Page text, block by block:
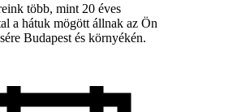
több, mint 20 éves
a hátuk mögött állnak az Ön
Budapest és környékén.